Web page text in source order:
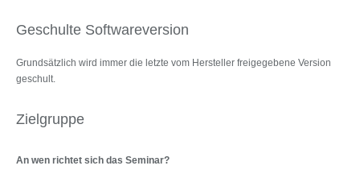
Geschulte Softwareversion
Grundsätzlich wird immer die letzte vom Hersteller freigegebene Version
geschult.
Zielgruppe
An wen richtet sich das Seminar?